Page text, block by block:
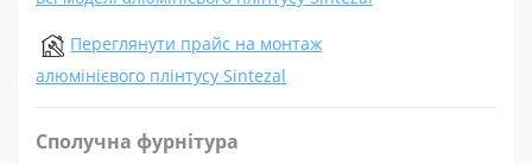
Переглянути прайс на монтаж
алюмінієвого плінтусу Sintezal
Сполучна фурнітура